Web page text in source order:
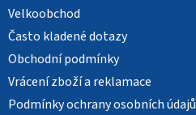
Velkoobchod
Často kladené dotazy
Obchodní podmínky
Vrácení zboží a reklamace
Podmínky ochrany osobních údajů